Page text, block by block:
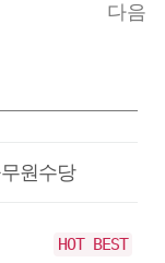
다음
원수당
HOT BEST